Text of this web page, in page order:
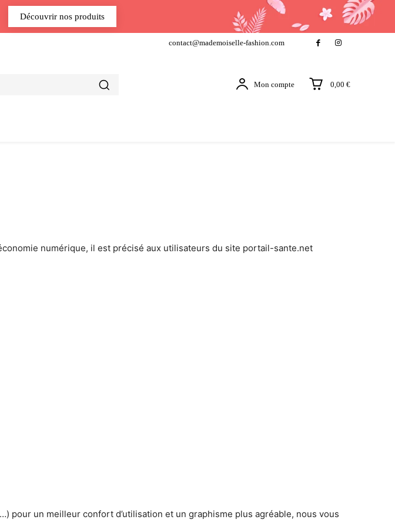
Découvrir nos produits
contact@mademoiselle-fashion.com
Mon compte 0,00 €
numérique, il est précisé aux utilisateurs du site portail-sante.net
pour un meilleur confort d’utilisation et un graphisme plus agréable, nous vous